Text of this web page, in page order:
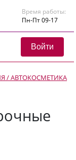
Время работы:
Пн-Пт 09-17
Войти
/ АВТОКОСМЕТИКА